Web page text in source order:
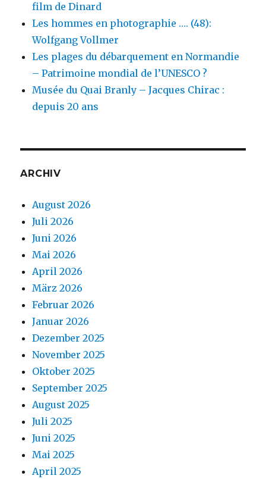
film de Dinard
Les hommes en photographie …. (48):
Wolfgang Vollmer
Les plages du débarquement en Normandie
– Patrimoine mondial de l’UNESCO ?
Musée du Quai Branly – Jacques Chirac :
depuis 20 ans
ARCHIV
August 2026
Juli 2026
Juni 2026
Mai 2026
April 2026
März 2026
Februar 2026
Januar 2026
Dezember 2025
November 2025
Oktober 2025
September 2025
August 2025
Juli 2025
Juni 2025
Mai 2025
April 2025